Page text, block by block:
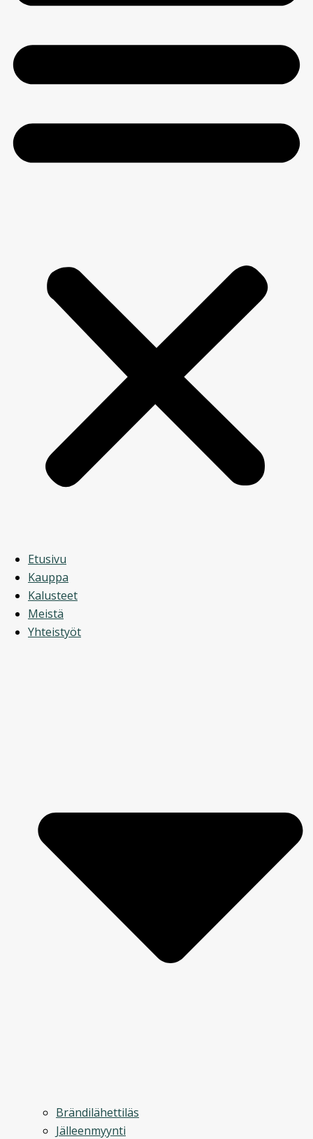
Etusivu
Kauppa
Kalusteet
Meistä
Yhteistyöt
Brändilähettiläs
Jälleenmyynti